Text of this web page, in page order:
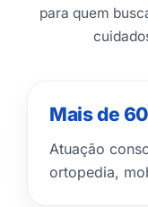
para quem
Mais de
Atuação
ortopedia,